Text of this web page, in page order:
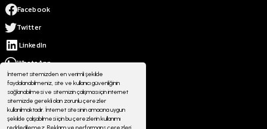
İnternet sitemizden en verimli şekilde
faydalanabilmeniz, site ve kullanıcı güvenliğinin
sağlanabilmesi ve sitemizin çalışması için internet
sitemizde gerekli olan zorunlu çerezler
kullanılmaktadır. İnternet sitesinin amacına uygun
şekilde çalışabilmesi için bu çerezlerin kullanımı
Facebook
Twitter
LinkedIn
WhatsApp